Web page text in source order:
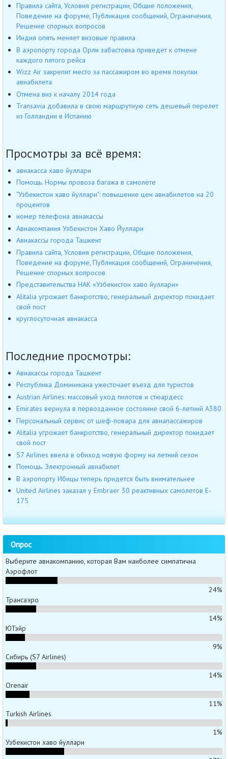
Правила сайта, Условия регистрации, Общие положения,
Поведение на форуме, Публикация сообщений, Ограничения,
Решение спорных вопросов
Индия опять меняет визовые правила
В аэропорту города Орли забастовка приведет к отмене
каждого пятого рейса
Wizz Air закрепит место за пассажиром во время покупки
авиабилета
Отмена виз к началу 2014 года
Transavia добавила в свою маршрутную сеть дешевый перелет
из Голландии в Испанию
Просмотры за всё время:
авиакасса хаво йуллари
Помощь. Нормы провоза багажа в самолёте
"Узбекистон хаво йуллари": повышение цен авиабилетов на 20
процентов
номер телефона авиакассы
Авиакомпания Узбекистон Хаво Йуллари
Авиакассы города Ташкент
Правила сайта, Условия регистрации, Общие положения,
Поведение на форуме, Публикация сообщений, Ограничения,
Решение спорных вопросов
Представительства НАК «Узбекистон хаво йуллари»
Alitalia угрожает банкротство, генеральный директор покидает
свой пост
круглосуточная авиакасса
Последние просмотры:
Авиакассы города Ташкент
Республика Доминикана ужесточает въезд для туристов
Austrian Airlines: массовый уход пилотов и стюардесс
Emirates вернула в первозданное состояние свой 6-летний A380
Персональный сервис от шеф-повара для авиапассажиров
Alitalia угрожает банкротство, генеральный директор покидает
свой пост
S7 Airlines ввела в обиход новую форму на летний сезон
Помощь. Электронный авиабилет
В аэропорту Ибицы теперь придется быть внимательнее
United Airlines заказал у Embraer 30 реактивных самолетов E-
175
Опрос
Выберите авиакомпанию, которая Вам наиболее симпатична
Аэрофлот
24%
Трансаэро
14%
ЮТэйр
9%
Сибирь (S7 Airlines)
14%
Orenair
11%
Turkish Airlines
1%
Узбекистон хаво йуллари